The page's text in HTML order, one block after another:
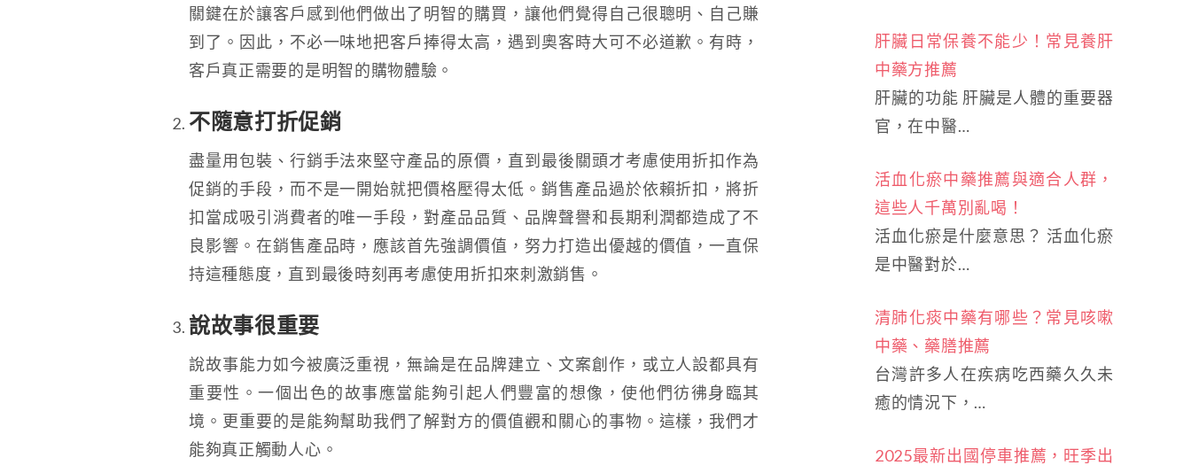
關鍵在於讓客戶感到他們做出了明智的購買，讓他們覺得自己很聰明、自己賺
到了。因此，不必一味地把客戶捧得太高，遇到奧客時大可不必道歉。有時，
客戶真正需要的是明智的購物體驗。
不隨意打折促銷
盡量用包裝、行銷手法來堅守產品的原價，直到最後關頭才考慮使用折扣作為
促銷的手段，而不是一開始就把價格壓得太低。銷售產品過於依賴折扣，將折
扣當成吸引消費者的唯一手段，對產品品質、品牌聲譽和長期利潤都造成了不
良影響。在銷售產品時，應該首先強調價值，努力打造出優越的價值，一直保
持這種態度，直到最後時刻再考慮使用折扣來刺激銷售。
說故事很重要
說故事能力如今被廣泛重視，無論是在品牌建立、文案創作，或立人設都具有
重要性。一個出色的故事應當能夠引起人們豐富的想像，使他們彷彿身臨其
境。更重要的是能夠幫助我們了解對方的價值觀和關心的事物。這樣，我們才
能夠真正觸動人心。
肝臟日常保養不能少！常見養肝
中藥方推薦
肝臟的功能 肝臟是人體的重要器
官，在中醫…
活血化瘀中藥推薦與適合人群，
這些人千萬別亂喝！
活血化瘀是什麼意思？ 活血化瘀
是中醫對於…
清肺化痰中藥有哪些？常見咳嗽
中藥、藥膳推薦
台灣許多人在疾病吃西藥久久未
癒的情況下，…
2025最新出國停車推薦，旺季出